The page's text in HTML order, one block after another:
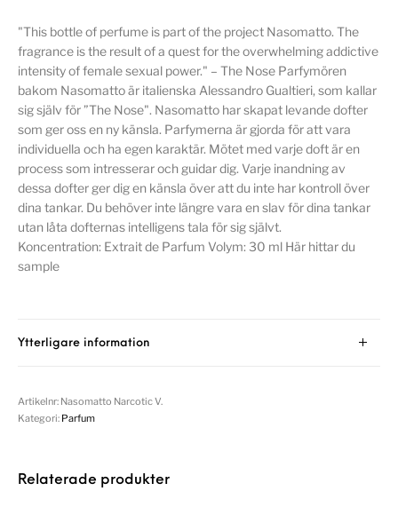
"This bottle of perfume is part of the project Nasomatto. The
fragrance is the result of a quest for the overwhelming addictive
intensity of female sexual power." – The Nose Parfymören
bakom Nasomatto är italienska Alessandro Gualtieri, som kallar
sig själv för ”The Nose". Nasomatto har skapat levande dofter
som ger oss en ny känsla. Parfymerna är gjorda för att vara
individuella och ha egen karaktär. Mötet med varje doft är en
process som intresserar och guidar dig. Varje inandning av
dessa dofter ger dig en känsla över att du inte har kontroll över
dina tankar. Du behöver inte längre vara en slav för dina tankar
utan låta dofternas intelligens tala för sig självt.
Koncentration: Extrait de Parfum Volym: 30 ml Här hittar du
sample
Ytterligare information
Artikelnr: Nasomatto Narcotic V.
Kategori: Parfum
Relaterade produkter